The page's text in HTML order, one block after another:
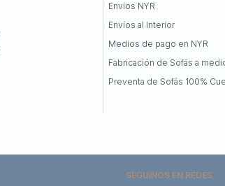
Envíos NYR
Envíos al Interior
Medios de pago en NYR
Fabricación de Sofás a
Preventa de Sofás 100%
SEGUINOS EN REDES